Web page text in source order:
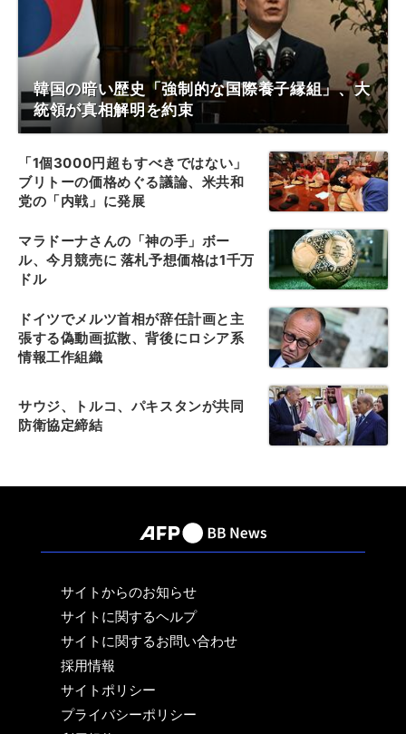
韓国の暗い歴史「強制的な国際養子縁組」、大
統領が真相解明を約束
「1個3000円超もすべきではない」
ブリトーの価格めぐる議論、米共和
党の「内戦」に発展
マラドーナさんの「神の手」ボー
ル、今月競売に 落札予想価格は1千万
ドル
ドイツでメルツ首相が辞任計画と主
張する偽動画拡散、背後にロシア系
情報工作組織
サウジ、トルコ、パキスタンが共同
防衛協定締結
サイトからのお知らせ
サイトに関するヘルプ
サイトに関するお問い合わせ
採用情報
サイトポリシー
プライバシーポリシー